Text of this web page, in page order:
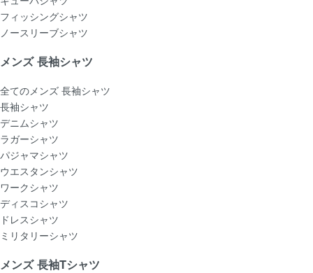
フィッシングシャツ
ノースリーブシャツ
メンズ 長袖シャツ
全てのメンズ 長袖シャツ
長袖シャツ
デニムシャツ
ラガーシャツ
パジャマシャツ
ウエスタンシャツ
ワークシャツ
ディスコシャツ
ドレスシャツ
ミリタリーシャツ
メンズ 長袖Tシャツ